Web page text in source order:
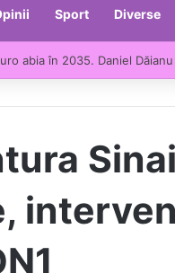
Sport Diverse
abia în 2035. Daniel